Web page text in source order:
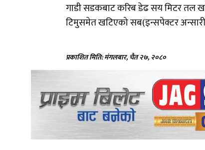
गाडी सडकबाट करिब डेढ सय मिटर तल
टिमुसमेत खटिएको सब(इन्सपेक्टर
प्रकाशित मिति: मंगलबार, चैत २७, २०८०